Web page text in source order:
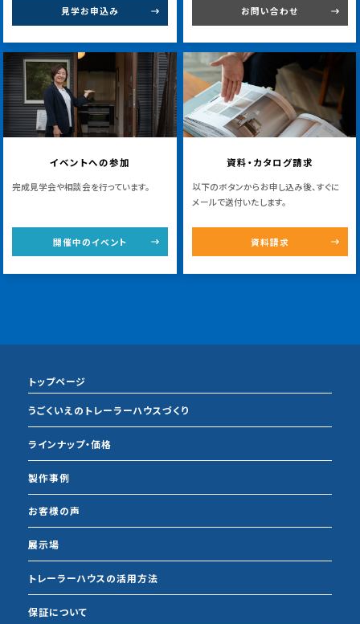
見学お申込み お問い合わせ
イベントへの参加
完成見学会や相談会を行っています。
開催中のイベント
資料・カタログ請求
以下のボタンからお申し込み後、すぐに
メールで送付いたします。
資料請求
トップページ
うごくいえのトレーラーハウスづくり
ラインナップ・価格
製作事例
お客様の声
展示場
トレーラーハウスの活用方法
保証について